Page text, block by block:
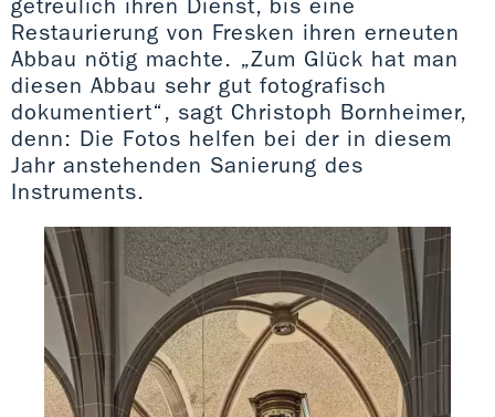
getreulich ihren Dienst, bis eine
Restaurierung von Fresken ihren erneuten
Abbau nötig machte. „Zum Glück hat man
diesen Abbau sehr gut fotografisch
dokumentiert“, sagt Christoph Bornheimer,
denn: Die Fotos helfen bei der in diesem
Jahr anstehenden Sanierung des
Instruments.